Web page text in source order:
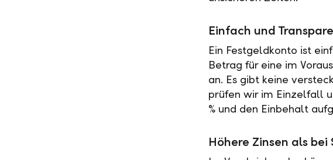
Einfach und
Ein Festgeldkonto ist
Betrag für eine im
an. Es gibt keine
prüfen wir im Einzelfall
% und den Einbehalt
Höhere Zinsen als bei